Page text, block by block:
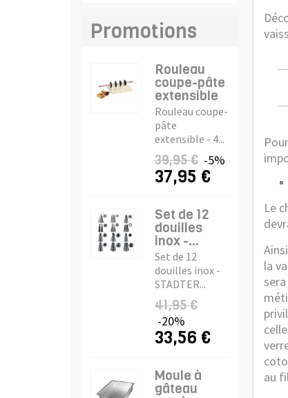
Promotions
Rouleau
coupe-pâte
extensible
Rouleau coupe-
pâte
extensible - 4...
39,95 € -5%
37,95 €
Set de 12
douilles
inox -...
Set de 12
douilles inox -
STADTER...
41,95 €
-20%
33,56 €
Moule à
gâteau
Le
la
au